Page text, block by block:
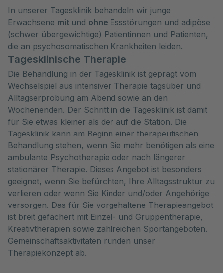
In unserer Tagesklinik behandeln wir junge
Erwachsene mit und ohne Essstörungen und adipöse
(schwer übergewichtige) Patientinnen und Patienten,
die an psychosomatischen Krankheiten leiden.
Tagesklinische Therapie
Die Behandlung in der Tagesklinik ist geprägt vom
Wechselspiel aus intensiver Therapie tagsüber und
Alltagserprobung am Abend sowie an den
Wochenenden. Der Schritt in die Tagesklinik ist damit
für Sie etwas kleiner als der auf die Station. Die
Tagesklinik kann am Beginn einer therapeutischen
Behandlung stehen, wenn Sie mehr benötigen als eine
ambulante Psychotherapie oder nach längerer
stationärer Therapie. Dieses Angebot ist besonders
geeignet, wenn Sie befürchten, Ihre Alltagsstruktur zu
verlieren oder wenn Sie Kinder und/oder Angehörige
versorgen. Das für Sie vorgehaltene Therapieangebot
ist breit gefächert mit Einzel- und Gruppentherapie,
Kreativtherapien sowie zahlreichen Sportangeboten.
Gemeinschaftsaktivitäten runden unser
Therapiekonzept ab.